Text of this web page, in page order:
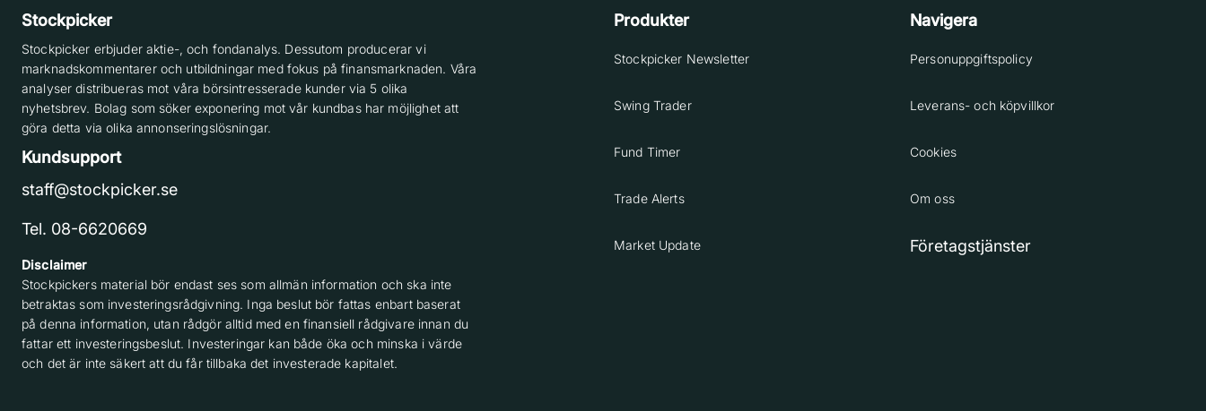
Stockpicker
Stockpicker erbjuder aktie-, och fondanalys. Dessutom producerar vi
marknadskommentarer och utbildningar med fokus på finansmarknaden. Våra
analyser distribueras mot våra börsintresserade kunder via 5 olika
nyhetsbrev. Bolag som söker exponering mot vår kundbas har möjlighet att
göra detta via olika annonseringslösningar.
Kundsupport
staff@stockpicker.se
Tel. 08-6620669
Disclaimer
Stockpickers material bör endast ses som allmän information och ska inte
betraktas som investeringsrådgivning. Inga beslut bör fattas enbart baserat
på denna information, utan rådgör alltid med en finansiell rådgivare innan du
fattar ett investeringsbeslut. Investeringar kan både öka och minska i värde
och det är inte säkert att du får tillbaka det investerade kapitalet.
Produkter
Stockpicker Newsletter
Swing Trader
Fund Timer
Trade Alerts
Market Update
Navigera
Personuppgiftspolicy
Leverans- och köpvillkor
Cookies
Om oss
Företagstjänster